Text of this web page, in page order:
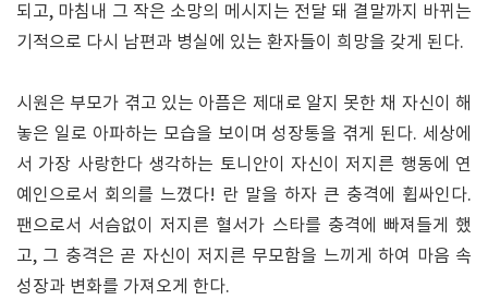
되고, 마침내 그 작은 소망의 메시지는 전달 돼 결말까지 바뀌는
기적으로 다시 남편과 병실에 있는 환자들이 희망을 갖게 된다.
시원은 부모가 겪고 있는 아픔은 제대로 알지 못한 채 자신이 해
놓은 일로 아파하는 모습을 보이며 성장통을 겪게 된다. 세상에
서 가장 사랑한다 생각하는 토니안이 자신이 저지른 행동에 연
예인으로서 회의를 느꼈다! 란 말을 하자 큰 충격에 휩싸인다.
팬으로서 서슴없이 저지른 혈서가 스타를 충격에 빠져들게 했
고, 그 충격은 곧 자신이 저지른 무모함을 느끼게 하여 마음 속
성장과 변화를 가져오게 한다.